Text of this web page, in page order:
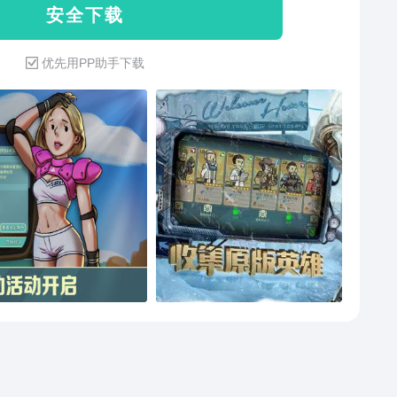
安 全 下 载
优先用PP助手下载